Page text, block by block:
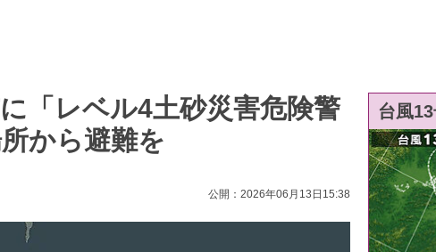
「レベル4土砂災害危険警
から避難を
公開：2026年06月13日15:38
台風